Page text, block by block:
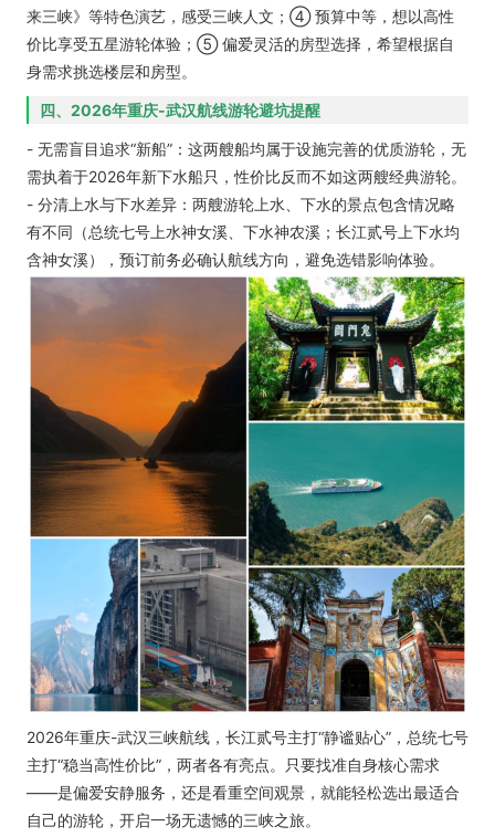
来三峡》等特色演艺，感受三峡人文；④ 预算中等，想以高性
价比享受五星游轮体验；⑤ 偏爱灵活的房型选择，希望根据自
身需求挑选楼层和房型。
四、2026年重庆-武汉航线游轮避坑提醒
- 无需盲目追求“新船”：这两艘船均属于设施完善的优质游轮，无
需执着于2026年新下水船只，性价比反而不如这两艘经典游轮。
- 分清上水与下水差异：两艘游轮上水、下水的景点包含情况略
有不同（总统七号上水神女溪、下水神农溪；长江贰号上下水均
含神女溪），预订前务必确认航线方向，避免选错影响体验。
2026年重庆-武汉三峡航线，长江贰号主打“静谧贴心”，总统七号
主打“稳当高性价比”，两者各有亮点。只要找准自身核心需求
——是偏爱安静服务，还是看重空间观景，就能轻松选出最适合
自己的游轮，开启一场无遗憾的三峡之旅。